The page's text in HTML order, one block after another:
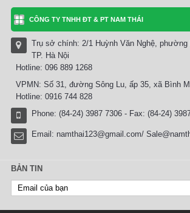
CÔNG TY TNHH ĐT & PT NAM THÁI
Trụ sở chính: 2/1 Huỳnh Văn Nghệ, phường
TP. Hà Nội
Hotline: 096 889 1268
VPMN: Số 31, đường Sông Lu, ấp 35, xã Bình
Hotline: 0916 744 828
Phone: (84-24) 3987 7306 - Fax: (84-24)
Email: namthai123@gmail.com/
BẢN TIN